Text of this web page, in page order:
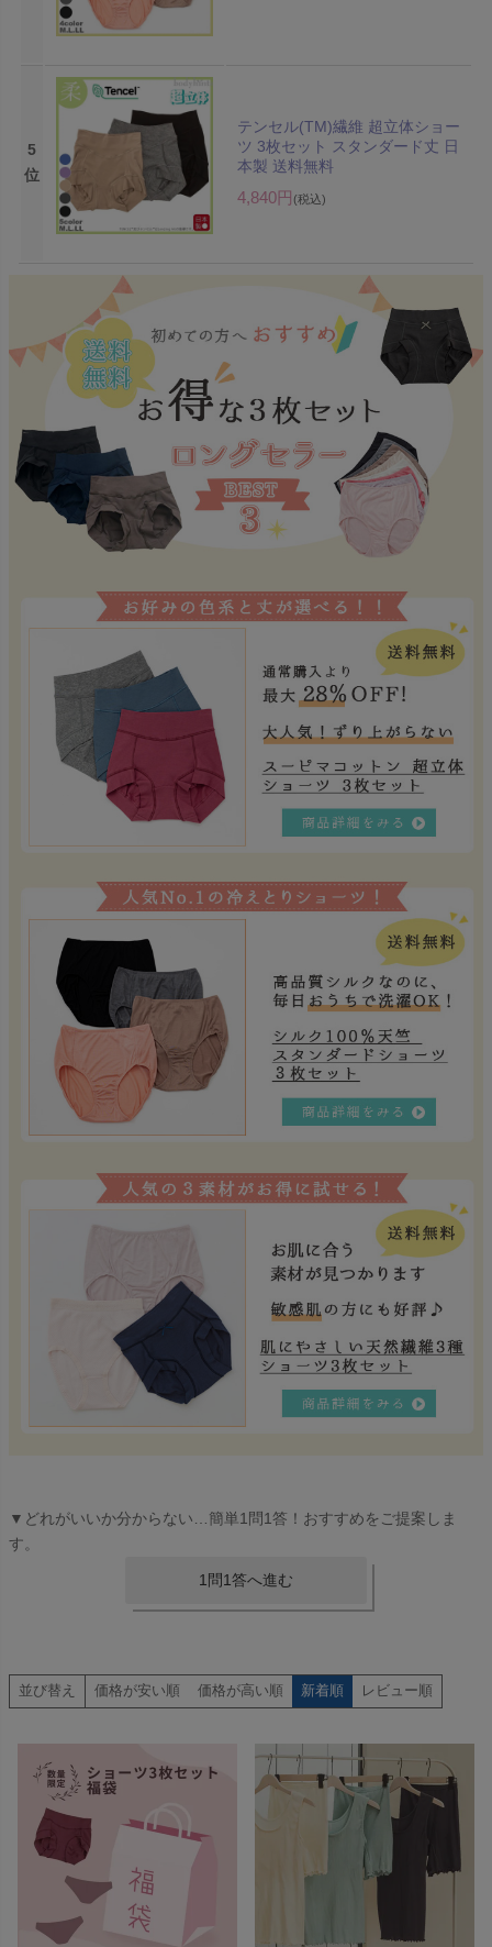
5
位
テンセル(TM)繊維 超立体ショー
ツ 3枚セット スタンダード丈 日
本製 送料無料
4,840円 (税込)
▼どれがいいか分からない…簡単1問1答！おすすめをご提案しま
す。
1問1答へ進む
並び替え 価格が安い順 価格が高い順 新着順 レビュー順